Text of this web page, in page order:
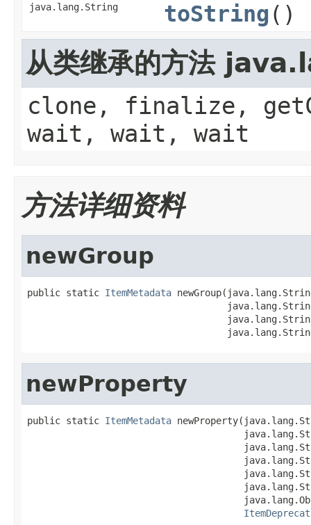
java.lang.String toString ()
从类继承的方法
clone, finalize,
wait, wait, wait
方法详细资料
newGroup
public static ItemMetadata
newProperty
public static ItemMetadata